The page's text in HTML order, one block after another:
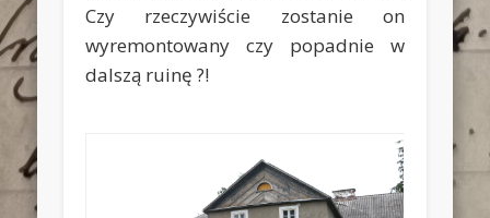
Czy rzeczywiście zostanie on
wyremontowany czy popadnie w
dalszą ruinę ?!